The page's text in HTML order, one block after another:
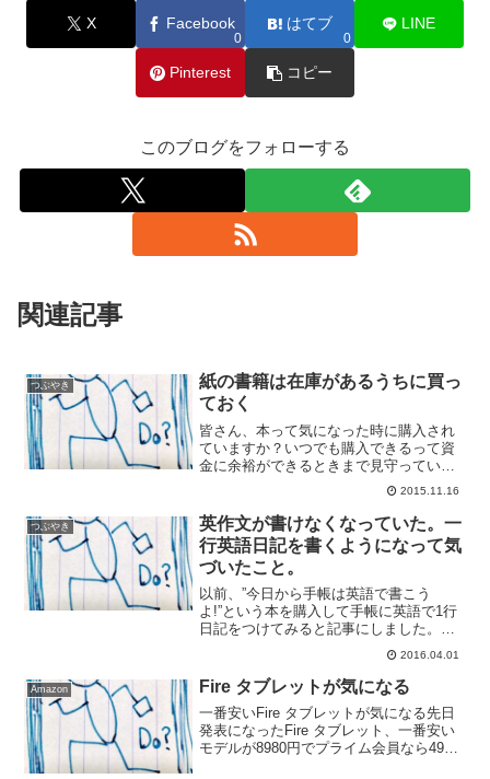
X Facebook
0
はてブ
0
LINE
Pinterest コピー
このブログをフォローする
関連記事
つぶやき
紙の書籍は在庫があるうちに買っ
ておく
皆さん、本って気になった時に購入され
ていますか？いつでも購入できるって資
金に余裕ができるときまで見守っていま
すでしょうか？私、最近の本なら欲しい
ときにいつでも購入できると勝手に思っ
ていたのですけど、そうではないことを
最近気づきまして。最近出...
2015.11.16
つぶやき
英作文が書けなくなっていた。一
行英語日記を書くようになって気
づいたこと。
以前、”今日から手帳は英語で書こう
よ!”という本を購入して手帳に英語で1行
日記をつけてみると記事にしました。そ
れから1行日記を書いてはいるんですけ
ど、なかなか思い通りに書けない！学生
の頃はそれなりにできたのにみなさん、
高校の時、大学受験対策...
2016.04.01
Amazon Fire タブレットが気になる
一番安いFire タブレットが気になる先日
発表になったFire タブレット、一番安い
モデルが8980円でプライム会員なら4980